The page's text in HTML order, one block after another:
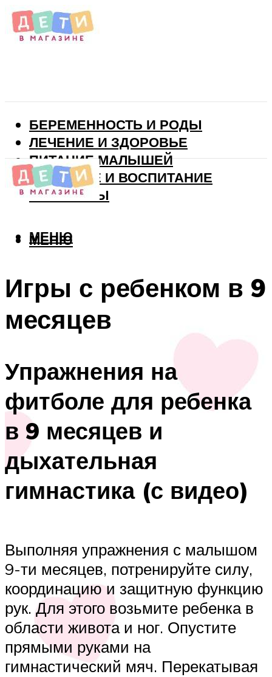
БЕРЕМЕННОСТЬ И РОДЫ
ЛЕЧЕНИЕ И ЗДОРОВЬЕ
ПИТАНИЕ МАЛЫШЕЙ
РАЗВИТИЕ И ВОСПИТАНИЕ
ВИТАМИНЫ
МЕНЮ
МЕНЮ
Игры с ребенком в 9
месяцев
Упражнения на
фитболе для ребенка
в 9 месяцев и
дыхательная
гимнастика (с видео)
Выполняя упражнения с малышом
9-ти месяцев, потренируйте силу,
координацию и защитную функцию
рук. Для этого возьмите ребенка в
области живота и ног. Опустите
прямыми руками на
гимнастический мяч. Перекатывая